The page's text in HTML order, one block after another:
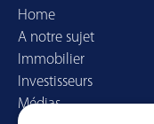
Home
A notre sujet
Immobilier
Investisseurs
Médias